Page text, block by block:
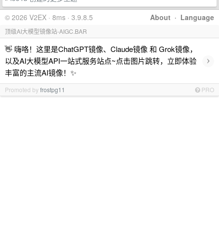
About · Language
© 2026 V2EX · 8ms · 3.9.8.5
顶级AI大模型镜像站-AIGC.BAR
👋 嗨咯！这里是ChatGPT镜像、Claude镜像 和 Grok镜像，
以及AI大模型API一站式服务站点~点击图片跳转，立即体验
丰富的主流AI镜像！✨
›
Promoted byfrostpg11 PRO